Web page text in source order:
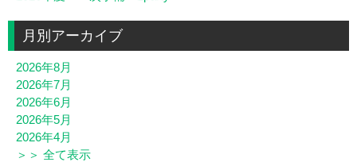
月別アーカイブ
2026年8月
2026年7月
2026年6月
2026年5月
2026年4月
＞＞ 全て表示